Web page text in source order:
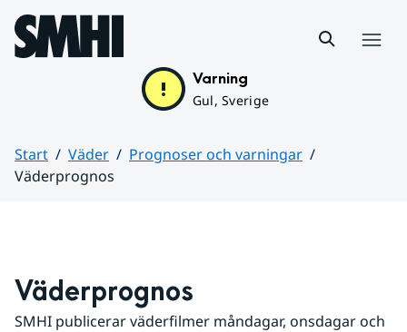
Hoppa till sidans innehåll
Varning
Gul, Sverige
Start Väder
Prognoser och varningar
Väderprognos
Väderprognos
SMHI publicerar väderfilmer måndagar, onsdagar och